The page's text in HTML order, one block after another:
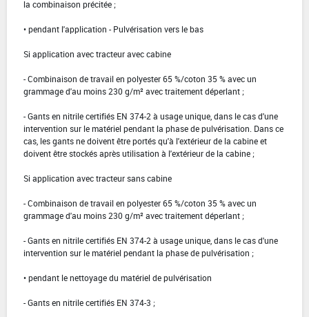
la combinaison précitée ;
• pendant l'application - Pulvérisation vers le bas
Si application avec tracteur avec cabine
- Combinaison de travail en polyester 65 %/coton 35 % avec un
grammage d'au moins 230 g/m² avec traitement déperlant ;
- Gants en nitrile certifiés EN 374-2 à usage unique, dans le cas d'une
intervention sur le matériel pendant la phase de pulvérisation. Dans ce
cas, les gants ne doivent être portés qu'à l'extérieur de la cabine et
doivent être stockés après utilisation à l'extérieur de la cabine ;
Si application avec tracteur sans cabine
- Combinaison de travail en polyester 65 %/coton 35 % avec un
grammage d'au moins 230 g/m² avec traitement déperlant ;
- Gants en nitrile certifiés EN 374-2 à usage unique, dans le cas d'une
intervention sur le matériel pendant la phase de pulvérisation ;
• pendant le nettoyage du matériel de pulvérisation
- Gants en nitrile certifiés EN 374-3 ;